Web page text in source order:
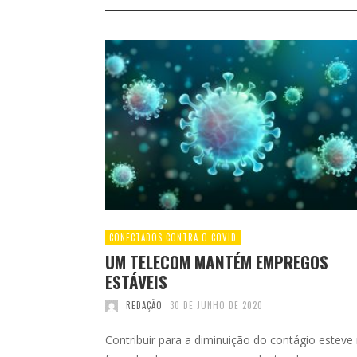
CONECTADOS CONTRA O COVID
UM TELECOM MANTÉM EMPREGOS
ESTÁVEIS
REDAÇÃO 30 DE JUNHO DE 2020
Contribuir para a diminuição do contágio esteve